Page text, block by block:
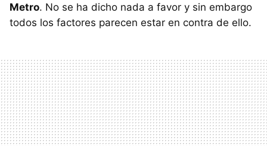
Metro. No se ha dicho nada a favor y sin embargo
todos los factores parecen estar en contra de ello.